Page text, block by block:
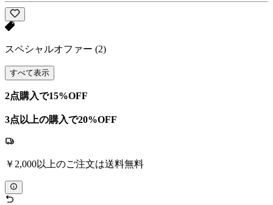
スペシャルオファー (2)
すべて表示
2点購入で15%OFF
3点以上の購入で20%OFF
￥2,000以上のご注文は送料無料